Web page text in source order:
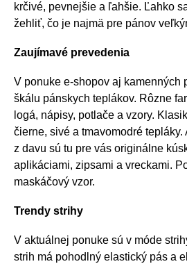
krčivé, pevnejšie a ľahšie. Ľahko
žehliť, čo je najmä pre pánov
Zaujímavé prevedenia
V ponuke e-shopov aj kamenných
škálu pánskych teplákov. Rôzne
logá, nápisy, potlače a vzory.
čierne, sivé a tmavomodré
z davu sú tu pre vás originálne
aplikáciami, zipsami a vreckami.
maskáčový vzor.
Trendy strihy
V aktuálnej ponuke sú v móde
strih má pohodlný elastický pás a